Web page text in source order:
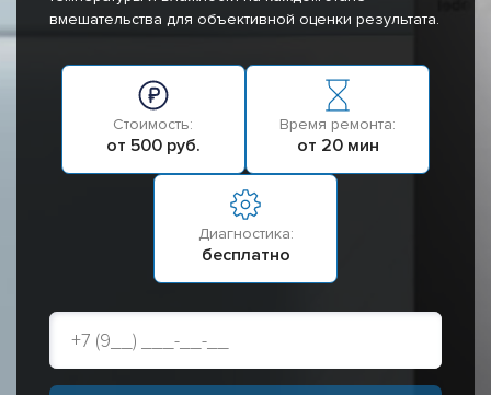
вмешательства для объективной оценки результата.
Стоимость:
от 500 руб.
Время ремонта:
от 20 мин
Диагностика:
бесплатно